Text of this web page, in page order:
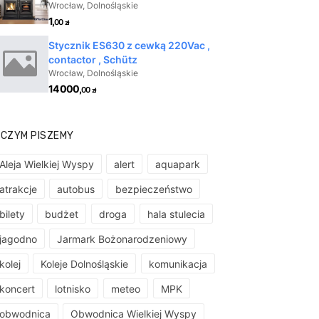
PISZEMY
Wielkiej Wyspy alert aquapark
autobus bezpieczeństwo
budżet droga hala stulecia
Jarmark Bożonarodzeniowy
Koleje Dolnośląskie komunikacja
lotnisko meteo MPK
Obwodnica Wielkiej Wyspy